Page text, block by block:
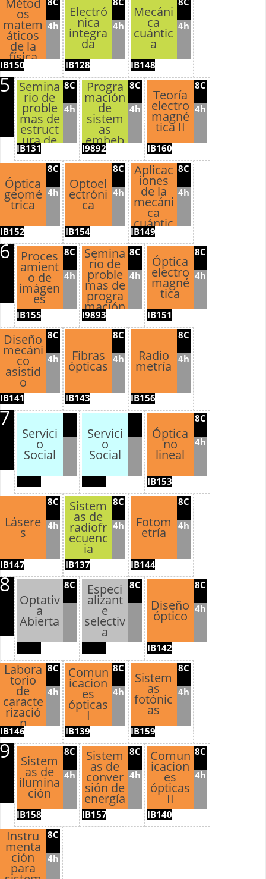
as
reconfi
gurabl
es
Métod
os
matem
áticos
de la
física
4h
IB150
Electró
nica
integra
da
4h
IB128
Mecáni
ca
cuántic
a
4h
IB148
5 Semina
rio de
proble
mas de
estruct
ura de
datos II
8C
4h
IB131
Progra
mación
de
sistem
as
embeb
idos
8C
4h
I9892
Teoría
electro
magné
tica II
8C
4h
IB160
Óptica
geomé
trica
8C
4h
IB152
Optoel
ectróni
ca
8C
4h
IB154
Aplicac
iones
de la
mecáni
ca
cuántic
a
8C
4h
IB149
6 Proces
amient
o de
imágen
es
8C
4h
IB155
Semina
rio de
proble
mas de
progra
mación
de
sistem
embeb
idos
8C
4h
I9893
Óptica
electro
magné
tica
8C
4h
IB151
Diseño
mecáni
co
asistid
o
8C
4h
IB141
Fibras
ópticas
8C
4h
IB143
Radio
metría
8C
4h
IB156
7
Servici
o
Social
Servici
o
Social
Óptica
no
lineal
8C
4h
IB153
Lásere
s
8C
4h
IB147
Sistem
as de
radiofr
ecuenc
ia
8C
4h
IB137
Fotom
etría
8C
4h
IB144
8
Optativ
a
Abierta
8C Especi
alizant
e
selectiv
a
8C
Diseño
óptico
8C
4h
IB142
Labora
torio
de
caracte
rizació
n
óptica
8C
4h
IB146
Comun
icacion
es
ópticas
I
8C
4h
IB139
Sistem
as
fotónic
as
8C
4h
IB159
9 Sistem
as de
ilumina
ción
8C
4h
IB158
Sistem
as de
conver
sión de
energía
8C
4h
IB157
Comun
icacion
es
ópticas
II
8C
4h
IB140
Instru
menta
ción
para
8C
4h